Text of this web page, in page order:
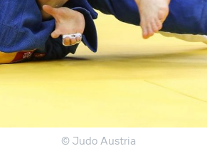
© Judo Austria